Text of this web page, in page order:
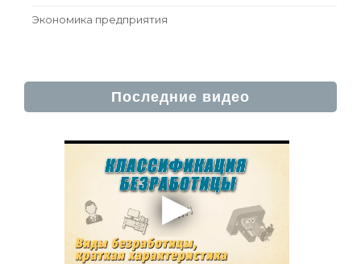
Экономика предприятия
Последние видео